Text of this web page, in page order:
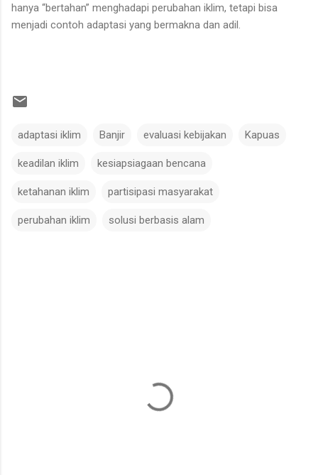
hanya “bertahan” menghadapi perubahan iklim, tetapi bisa
menjadi contoh adaptasi yang bermakna dan adil.
adaptasi iklim Banjir evaluasi kebijakan Kapuas
keadilan iklim kesiapsiagaan bencana
ketahanan iklim partisipasi masyarakat
perubahan iklim solusi berbasis alam